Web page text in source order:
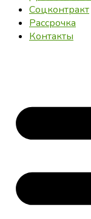
Соцконтракт
Рассрочка
Контакты